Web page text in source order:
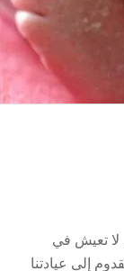
تعيش في
إلى عيادتنا